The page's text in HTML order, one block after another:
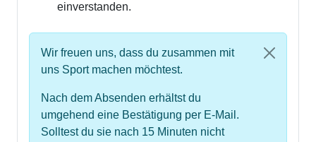
einverstanden.
Wir freuen uns, dass du zusammen mit
uns Sport machen möchtest.
Nach dem Absenden erhältst du
umgehend eine Bestätigung per E-Mail.
Solltest du sie nach 15 Minuten nicht